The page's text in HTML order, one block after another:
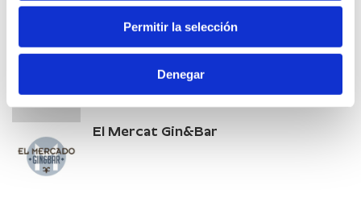
Permitir la selección
Denegar
El Mercat Gin&Bar